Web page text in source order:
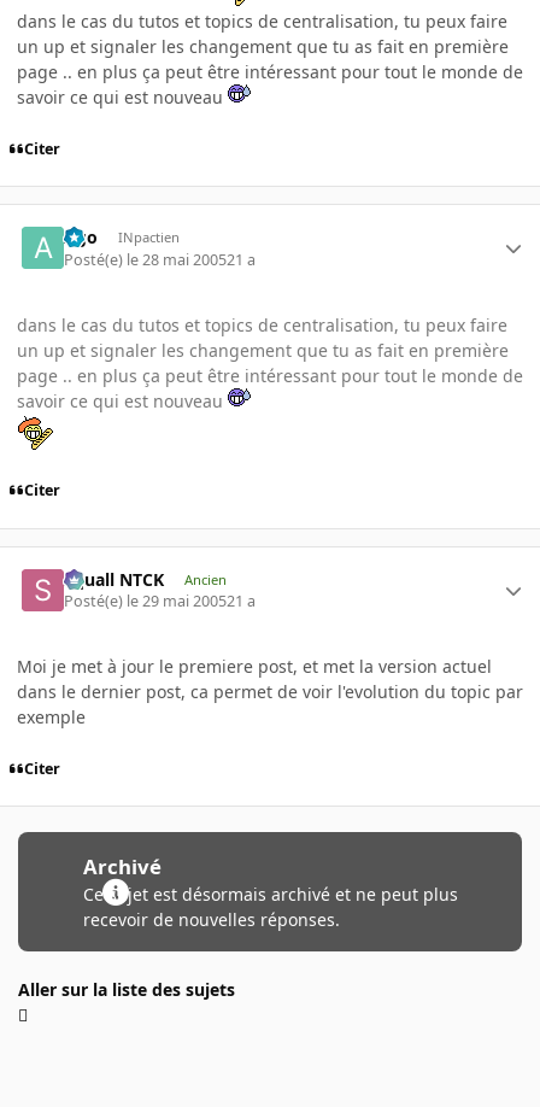
dans le cas du tutos et topics de centralisation, tu peux faire
un up et signaler les changement que tu as fait en première
page .. en plus ça peut être intéressant pour tout le monde de
savoir ce qui est nouveau
Citer
Ago INpactien
Posté(e) le 28 mai 200521 a
dans le cas du tutos et topics de centralisation, tu peux faire
un up et signaler les changement que tu as fait en première
page .. en plus ça peut être intéressant pour tout le monde de
savoir ce qui est nouveau
Citer
Squall NTCK Ancien
Posté(e) le 29 mai 200521 a
Moi je met à jour le premiere post, et met la version actuel
dans le dernier post, ca permet de voir l'evolution du topic par
exemple
Citer
Archivé
Ce sujet est désormais archivé et ne peut plus
recevoir de nouvelles réponses.
Aller sur la liste des sujets